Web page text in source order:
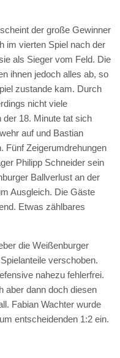
der große Gewinner
im vierten Spiel nach der
als Sieger vom Feld. Die
ihnen jedoch alles ab, so
zustande kam. Durch
nicht viele
der 18. Minute tat sich
auf und Bastian
Fünf Zeigerumdrehungen
Philipp Schneider sein
Ballverlust an der
Ausgleich. Die Gäste
Etwas zählbares
die Weißenburger
verschoben.
nahezu fehlerfrei.
aber dann doch diesen
Fabian Wachter wurde
entscheidenden 1:2 ein.